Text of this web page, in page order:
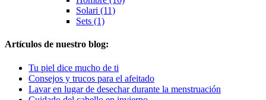
Solari (11)
Sets (1)
Artículos de nuestro blog:
Tu piel dice mucho de ti
Consejos y trucos para el afeitado
Lavar en lugar de desechar durante la menstruación